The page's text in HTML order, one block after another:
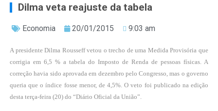
Dilma veta reajuste da tabela
Economia 20/01/2015 9:03 am
A presidente Dilma Rousseff vetou o trecho de uma Medida Provisória que
corrigia em 6,5 % a tabela do Imposto de Renda de pessoas físicas. A
correção havia sido aprovada em dezembro pelo Congresso, mas o governo
queria que o índice fosse menor, de 4,5%. O veto foi publicado na edição
desta terça-feira (20) do “Diário Oficial da União”.